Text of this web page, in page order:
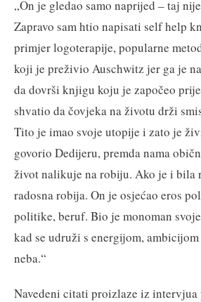
„On je gledao samo naprijed – taj
Zapravo sam htio napisati self help
primjer logoterapije, popularne
koji je preživio Auschwitz jer ga je
da dovrši knjigu koju je započeo
shvatio da čovjeka na životu drži
Tito je imao svoje utopije i zato je
govorio Dedijeru, premda nama
život nalikuje na robiju. Ako je i bila
radosna robija. On je osjećao eros
politike, beruf. Bio je monoman
kad se udruži s energijom,
neba.“
Navedeni citati proizlaze iz intervjua